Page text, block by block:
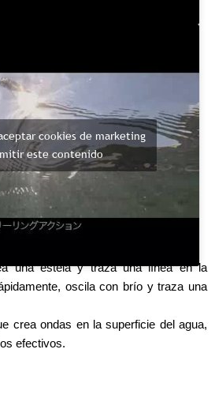
cookies de marketing
este contenido
una estela y traza una línea en la
oscila con brío y traza una
crea ondas en la superficie del agua,
efectivos.